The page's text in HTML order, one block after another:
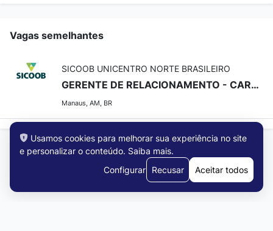
Vagas semelhantes
SICOOB UNICENTRO NORTE BRASILEIRO
GERENTE DE RELACIONAMENTO - CARTEIRA MISTA (PJ e PF)
Manaus, AM, BR
Usamos cookies para melhorar sua experiência no site
e personalizar o conteúdo. Saiba mais.
Configurar
Recusar Aceitar todos